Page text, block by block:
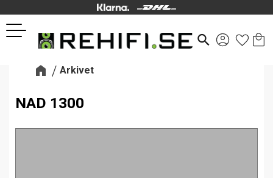
Meny
search
Arkivet
NAD 1300